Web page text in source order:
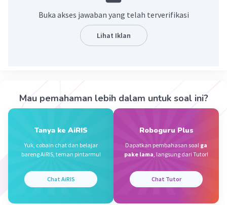
Perkalian adalah operasi dasar dalam matematika.
Dalam kasus ini, kita hanya perlu mengalikan dua
bilangan yang diberikan, yaitu 2361 dan 5532.
1. Langkah pertama adalah mengalikan 2361 dengan
Hasil dari 2361 dikalikan dengan 5532 adalah 13055172.
Semoga ini membantu Anda 🙂
Mas D Level 11
Jawaban terverifikasi
Buka akses jawaban yang telah terverifikasi
Lihat Iklan
Mau pemahaman lebih dalam untuk soal ini?
Tanya ke AiRIS
Yuk, cobain chat dan belajar
bareng AiRIS, teman pintarmu!
Chat AiRIS
Roboguru Plus
Dapatkan pembahasan soal ga
pake lama, langsung dari Tutor!
Chat Tutor